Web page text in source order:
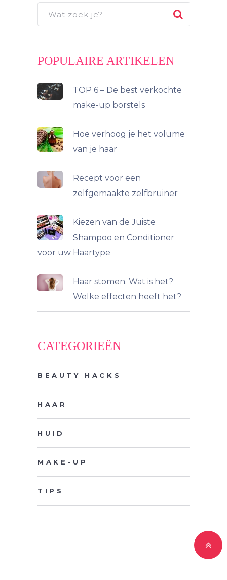
POPULAIRE ARTIKELEN
TOP 6 – De best verkochte
make-up borstels
Hoe verhoog je het volume
van je haar
Recept voor een
zelfgemaakte zelfbruiner
Kiezen van de Juiste
Shampoo en Conditioner
voor uw Haartype
Haar stomen. Wat is het?
Welke effecten heeft het?
CATEGORIEËN
BEAUTY HACKS
HAAR
HUID
MAKE-UP
TIPS